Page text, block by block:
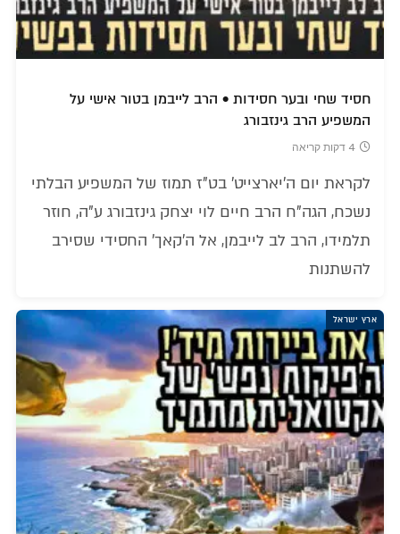
חסיד שחי ובער חסידות • הרב לייבמן בטור אישי על
המשפיע הרב גינזבורג
4 דקות קריאה
לקראת יום ה'יארצייט' בט"ז תמוז של המשפיע הבלתי
נשכח, הגה"ח הרב חיים לוי יצחק גינזבורג ע"ה, חוזר
תלמידו, הרב לב לייבמן, אל ה'קאך' החסידי שסירב
להשתנות
ארץ ישראל